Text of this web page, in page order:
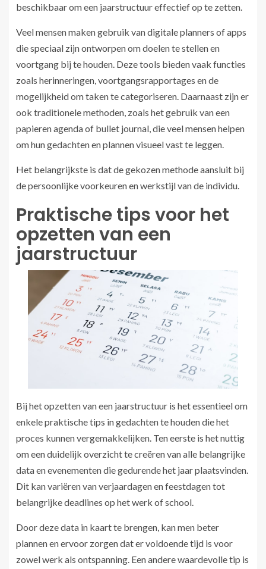
beschikbaar om een jaarstructuur effectief op te zetten.
Veel mensen maken gebruik van digitale planners of apps
die speciaal zijn ontworpen om doelen te stellen en
voortgang bij te houden. Deze tools bieden vaak functies
zoals herinneringen, voortgangsrapportages en de
mogelijkheid om taken te categoriseren. Daarnaast zijn er
ook traditionele methoden, zoals het gebruik van een
papieren agenda of bullet journal, die veel mensen helpen
om hun gedachten en plannen visueel vast te leggen.
Het belangrijkste is dat de gekozen methode aansluit bij
de persoonlijke voorkeuren en werkstijl van de individu.
Praktische tips voor het
opzetten van een
jaarstructuur
Bij het opzetten van een jaarstructuur is het essentieel om
enkele praktische tips in gedachten te houden die het
proces kunnen vergemakkelijken. Ten eerste is het nuttig
om een duidelijk overzicht te creëren van alle belangrijke
data en evenementen die gedurende het jaar plaatsvinden.
Dit kan variëren van verjaardagen en feestdagen tot
belangrijke deadlines op het werk of school.
Door deze data in kaart te brengen, kan men beter
plannen en ervoor zorgen dat er voldoende tijd is voor
zowel werk als ontspanning. Een andere waardevolle tip is